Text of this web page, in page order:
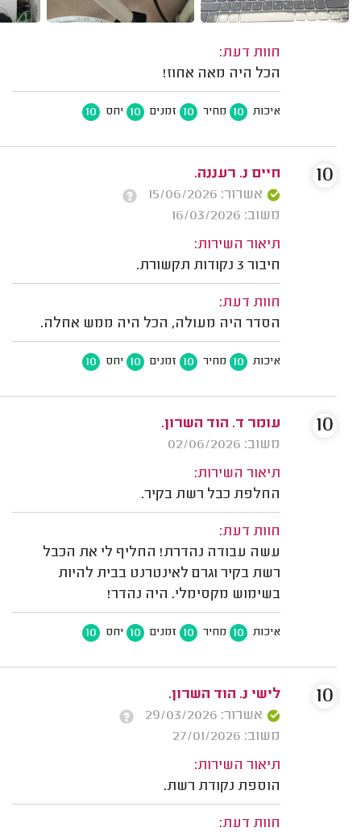
חוות דעת:
הכל היה מאה אחוז!
איכות 10 מחיר 10 זמנים 10 יחס 10
חיים נ. רעננה.
אשרור: 15/06/2026
משוב: 16/03/2026
תיאור השירות:
חיבור 3 נקודות תקשורת.
חוות דעת:
הסדר היה מעולה, הכל היה ממש אחלה.
איכות 10 מחיר 10 זמנים 10 יחס 10
10
עומר ד. הוד השרון.
משוב: 02/06/2026
תיאור השירות:
החלפת כבל רשת בקיר.
חוות דעת:
עשה עבודה נהדרת! החליף לי את הכבל
רשת בקיר וגרם לאינטרנט בבית להיות
בשימוש מקסימלי. היה נהדר!
איכות 10 מחיר 10 זמנים 10 יחס 10
10
לישי נ. הוד השרון.
אשרור: 29/03/2026
משוב: 27/01/2026
תיאור השירות:
הוספת נקודת רשת.
חוות דעת:
10